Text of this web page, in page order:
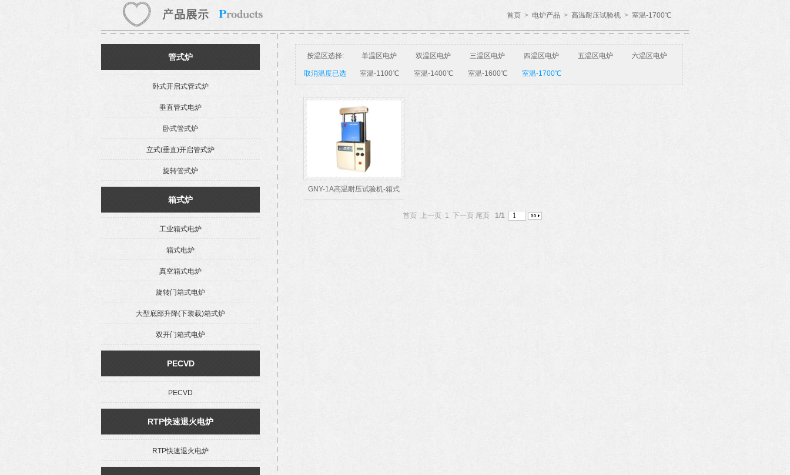
首页 > 电炉产品 > 高温耐压试验机 > 室温-1700℃
管式炉
卧式开启式管式炉
垂直管式电炉
卧式管式炉
立式(垂直)开启管式炉
旋转管式炉
箱式炉
工业箱式电炉
箱式电炉
真空箱式电炉
旋转门箱式电炉
大型底部升降(下装载)箱式炉
双开门箱式电炉
PECVD
PECVD
RTP快速退火电炉
RTP快速退火电炉
按温区选择: 单温区电炉 双温区电炉 三温区电炉 四温区电炉 五温区电炉 六温区电炉
取消温度已选 室温-1100℃ 室温-1400℃ 室温-1600℃ 室温-1700℃
GNY-1A高温耐压试验机-箱式
首页 上一页 1 下一页 尾页 1/1